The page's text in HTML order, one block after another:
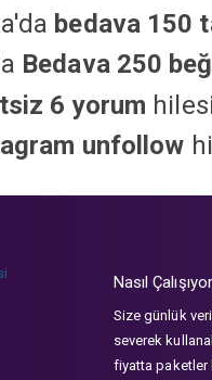
bedava 150
Bedava 250
6 yorum
unfollow
Nasıl
Size günlük
severek
fiyatta paketler